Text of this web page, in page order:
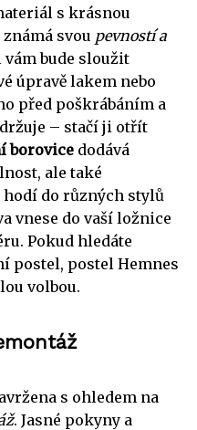
s krásnou
svou pevností a
vám bude sloužit
úpravě lakem nebo
před poškrábáním a
– stačí ji otřít
borovice dodává
ale také
hodí do různých stylů
vnese do vaší ložnice
Pokud hledáte
postel, postel Hemnes
volbou.
s ohledem na
. Jasné pokyny a